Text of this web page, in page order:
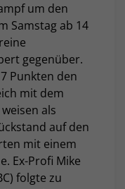
um den
Samstag ab 14
gegenüber.
Punkten den
mit dem
als
auf den
mit einem
Ex-Profi Mike
folgte zu